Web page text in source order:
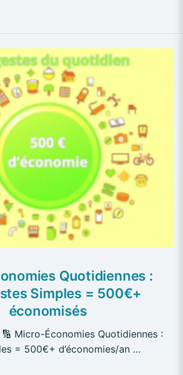
Quotidiennes :
Simples = 500€+
économisés
🔢 Micro-Économies Quotidiennes :
= 500€+ d’économies/an …